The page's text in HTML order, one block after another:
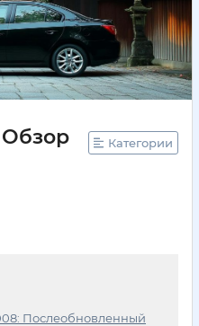
Обзор
Категории
Послеобновленный